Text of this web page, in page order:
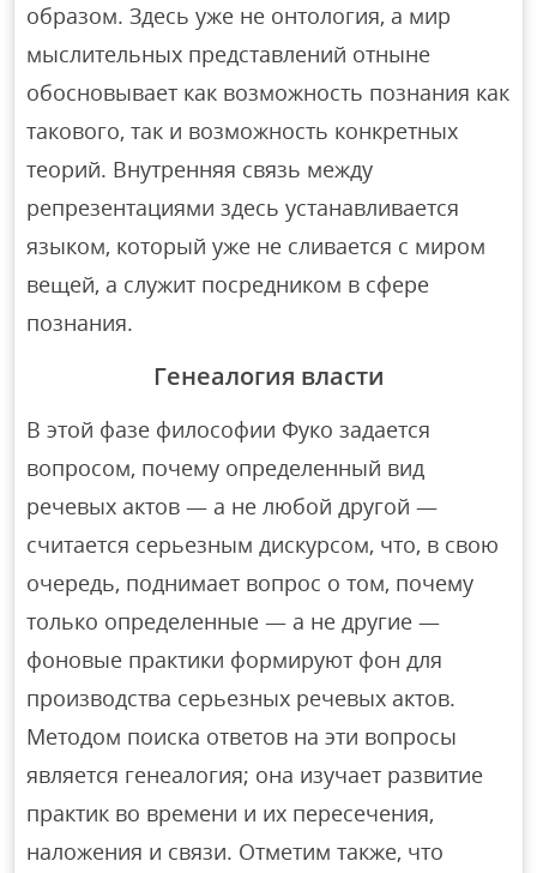
образом. Здесь уже не онтология, а мир
мыслительных представлений отныне
обосновывает как возможность познания как
такового, так и возможность конкретных
теорий. Внутренняя связь между
репрезентациями здесь устанавливается
языком, который уже не сливается с миром
вещей, а служит посредником в сфере
познания.
Генеалогия власти
В этой фазе философии Фуко задается
вопросом, почему определенный вид
речевых актов — а не любой другой —
считается серьезным дискурсом, что, в свою
очередь, поднимает вопрос о том, почему
только определенные — а не другие —
фоновые практики формируют фон для
производства серьезных речевых актов.
Методом поиска ответов на эти вопросы
является генеалогия; она изучает развитие
практик во времени и их пересечения,
наложения и связи. Отметим также, что